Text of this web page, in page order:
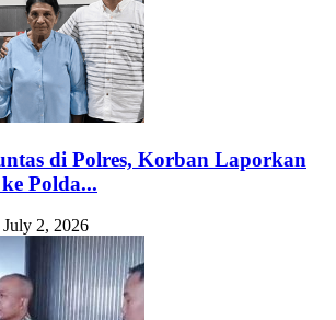
di Polres, Korban Laporkan
Polda...
July 2, 2026